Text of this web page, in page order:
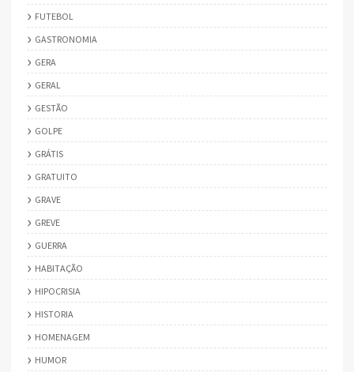
FUTEBOL
GASTRONOMIA
GERA
GERAL
GESTÃO
GOLPE
GRÁTIS
GRATUITO
GRAVE
GREVE
GUERRA
HABITAÇÃO
HIPOCRISIA
HISTORIA
HOMENAGEM
HUMOR